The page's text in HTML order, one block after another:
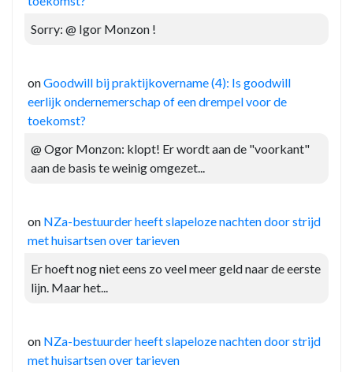
Sorry: @ Igor Monzon !
onGoodwill bij praktijkovername (4): Is goodwill
eerlijk ondernemerschap of een drempel voor de
toekomst?
@ Ogor Monzon: klopt! Er wordt aan de "voorkant"
aan de basis te weinig omgezet...
on NZa-bestuurder heeft slapeloze nachten door strijd
met huisartsen over tarieven
Er hoeft nog niet eens zo veel meer geld naar de eerste
lijn. Maar het...
on NZa-bestuurder heeft slapeloze nachten door strijd
met huisartsen over tarieven